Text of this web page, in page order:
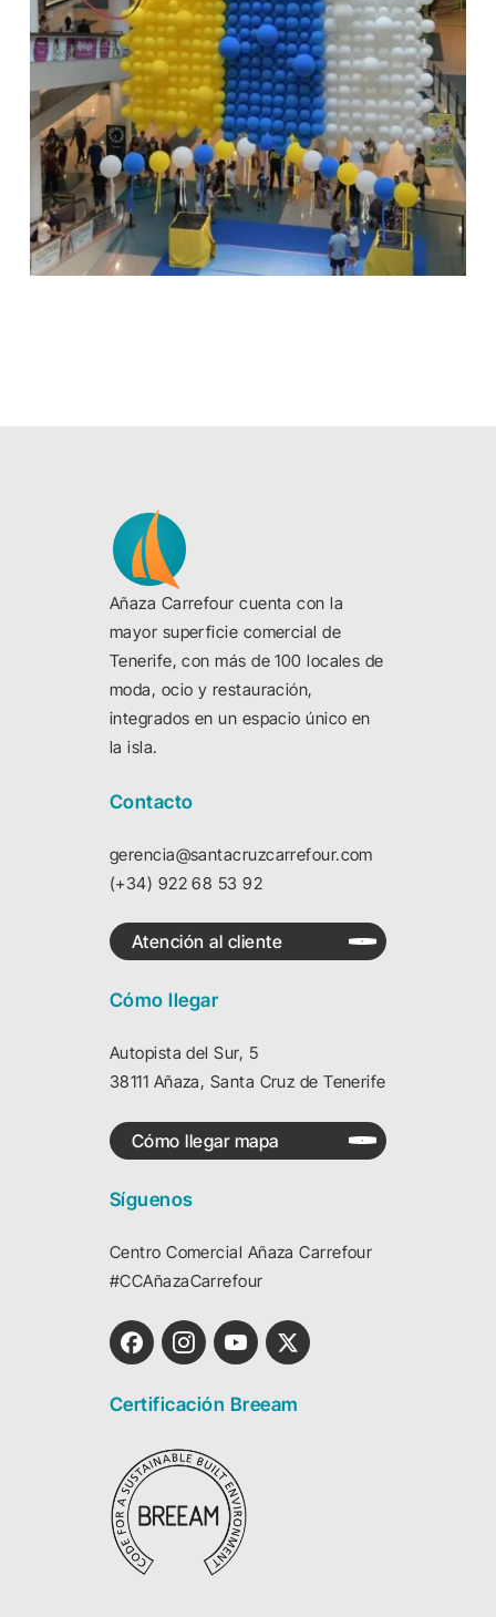
Añaza Carrefour cuenta con la
mayor superficie comercial de
Tenerife, con más de 100 locales de
moda, ocio y restauración,
integrados en un espacio único en
la isla.
Contacto
gerencia@santacruzcarrefour.com
(+34) 922 68 53 92
Atención al cliente
Cómo llegar
Autopista del Sur, 5
38111 Añaza, Santa Cruz de Tenerife
Cómo llegar mapa
Síguenos
Centro Comercial Añaza Carrefour
#CCAñazaCarrefour
Certificación Breeam